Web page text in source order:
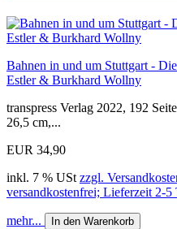
Bahnen in und um Stuttgart -
Estler & Burkhard Wollny
transpress Verlag 2022, 192
26,5 cm,...
EUR 34,90
inkl. 7 % USt zzgl.
versandkostenfrei; Lieferzeit 2-
mehr... In den Warenkorb